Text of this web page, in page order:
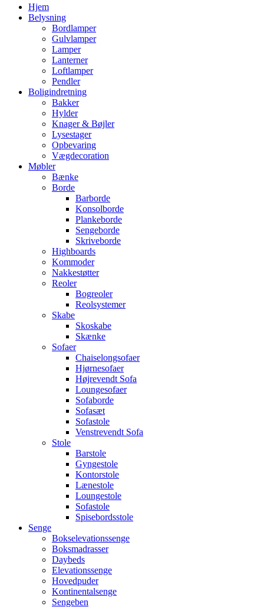
Hjem
Belysning
Bordlamper
Gulvlamper
Lamper
Lanterner
Loftlamper
Pendler
Boligindretning
Bakker
Hylder
Knager & Bøjler
Lysestager
Opbevaring
Vægdecoration
Møbler
Bænke
Borde
Barborde
Konsolborde
Plankeborde
Sengeborde
Skriveborde
Highboards
Kommoder
Nakkestøtter
Reoler
Bogreoler
Reolsystemer
Skabe
Skoskabe
Skænke
Sofaer
Chaiselongsofaer
Hjørnesofaer
Højrevendt Sofa
Loungesofaer
Sofaborde
Sofasæt
Sofastole
Venstrevendt Sofa
Stole
Barstole
Gyngestole
Kontorstole
Lænestole
Loungestole
Sofastole
Spisebordsstole
Senge
Bokselevationssenge
Boksmadrasser
Daybeds
Elevationssenge
Hovedpuder
Kontinentalsenge
Sengeben